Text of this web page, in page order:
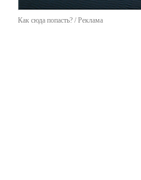
Как сюда попасть? / Реклама